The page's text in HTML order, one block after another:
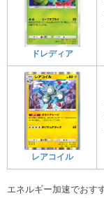
ドレディア
レアコイル
エネルギー加速でおす